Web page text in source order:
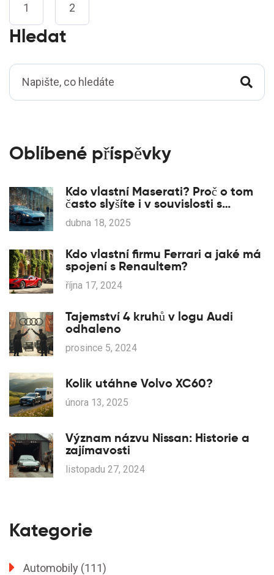
1 2
Hledat
Oblíbené příspěvky
Kdo vlastní Maserati? Proč o tom
často slyšíte i v souvislosti s
Renaultem
dubna 18, 2025
Kdo vlastní firmu Ferrari a jaké má
spojení s Renaultem?
října 17, 2024
Tajemství 4 kruhů v logu Audi
odhaleno
prosince 5, 2024
Kolik utáhne Volvo XC60?
února 13, 2025
Význam názvu Nissan: Historie a
zajímavosti
listopadu 27, 2024
Kategorie
Automobily (111)